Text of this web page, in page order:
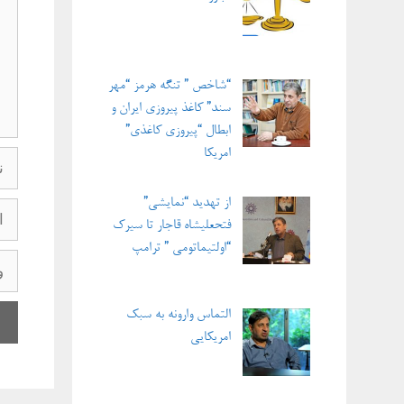
“شاخص ” تنگه هرمز “مهر
سند” کاغذ پیروزی ایران و
ابطال “پیروزی کاغذی”
امریکا
از تهدید “نمایشی”
فتحعلیشاه قاجار تا سیرک
“اولتیماتومی ” ترامپ
التماس وارونه به سبک
امریکایی